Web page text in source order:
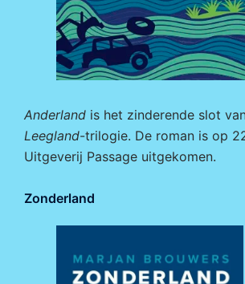
Anderland is het zinderende slot
Leegland-trilogie. De roman is op
Uitgeverij Passage uitgekomen.
Zonderland